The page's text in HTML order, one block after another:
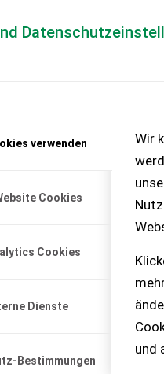
verwenden
Cookies
Cookies
Dienste
Bestimmungen
Wir
und
– KEINE